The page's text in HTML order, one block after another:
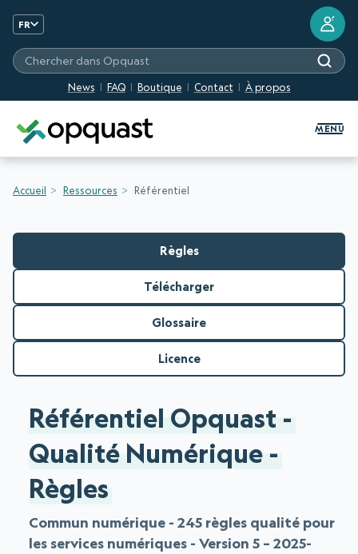
FR
News FAQ Boutique Contact À propos
Chercher dans Opquast
?
MENU
Accueil Ressources Référentiel
Règles
Télécharger
Glossaire
Licence
Référentiel Opquast -
Qualité Numérique -
Règles
Commun numérique - 245 règles qualité pour
les services numériques - Version 5 – 2025-